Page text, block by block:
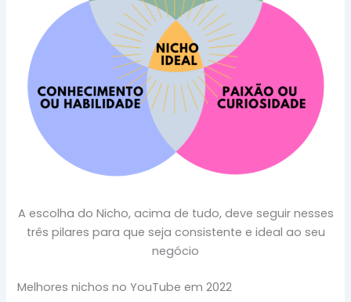
A escolha do Nicho, acima de tudo, deve seguir nesses
três pilares para que seja consistente e ideal ao seu
negócio
Melhores nichos no YouTube em 2022